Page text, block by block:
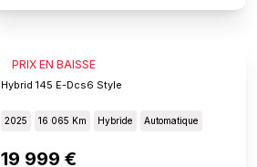
PRIX EN BAISSE
PEUGEOT 2008
Hybrid 145 E-Dcs6 Style
2025 16 065 Km Hybride Automatique
19 999 €